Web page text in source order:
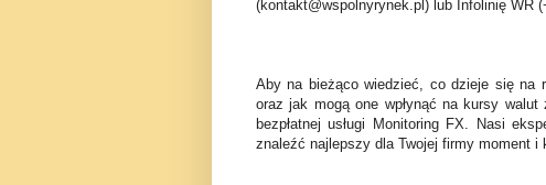
(kontakt@wspolnyrynek.pl) lub Infolinię WR
Aby na bieżąco wiedzieć, co dzieje się na
oraz jak mogą one wpłynąć na kursy
bezpłatnej usługi Monitoring FX. Nasi
znaleźć najlepszy dla Twojej firmy moment i